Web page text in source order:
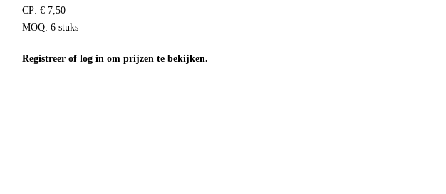
CP: € 7,50
MOQ: 6 stuks
Registreer of log in om prijzen te bekijken.